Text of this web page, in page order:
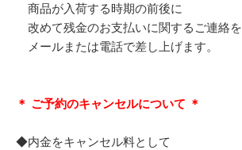
商品が入荷する時期の前後に
改めて残金のお支払いに関するご連絡を
メールまたは電話で差し上げます。
＊ ご予約のキャンセルについて ＊
◆内金をキャンセル料として